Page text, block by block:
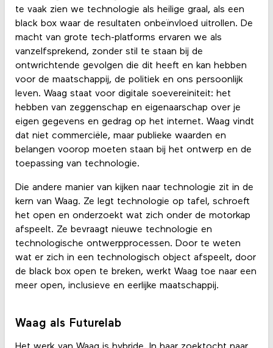
te vaak zien we technologie als heilige graal, als een
black box waar de resultaten onbeïnvloed uitrollen. De
macht van grote tech-platforms ervaren we als
vanzelfsprekend, zonder stil te staan bij de
ontwrichtende gevolgen die dit heeft en kan hebben
voor de maatschappij, de politiek en ons persoonlijk
leven. Waag staat voor digitale soevereiniteit: het
hebben van zeggenschap en eigenaarschap over je
eigen gegevens en gedrag op het internet. Waag vindt
dat niet commerciële, maar publieke waarden en
belangen voorop moeten staan bij het ontwerp en de
toepassing van technologie.
Die andere manier van kijken naar technologie zit in de
kern van Waag. Ze legt technologie op tafel, schroeft
het open en onderzoekt wat zich onder de motorkap
afspeelt. Ze bevraagt nieuwe technologie en
technologische ontwerpprocessen. Door te weten
wat er zich in een technologisch object afspeelt, door
de black box open te breken, werkt Waag toe naar een
meer open, inclusieve en eerlijke maatschappij.
Waag als Futurelab